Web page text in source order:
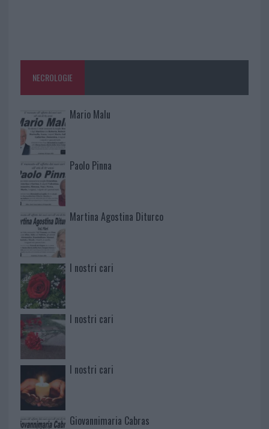
NECROLOGIE
Mario Malu
Paolo Pinna
Martina Agostina Diturco
I nostri cari
I nostri cari
I nostri cari
Giovannimaria Cabras